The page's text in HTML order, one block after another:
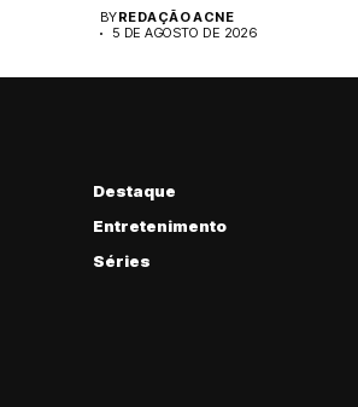
BYREDAÇÃO ACNE
5 DE AGOSTO DE 2026
Destaque
Entretenimento
Séries